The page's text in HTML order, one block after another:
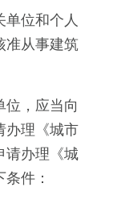
单位和个人
准从事建筑
位，应当向
办理《城市
请办理《城
件：